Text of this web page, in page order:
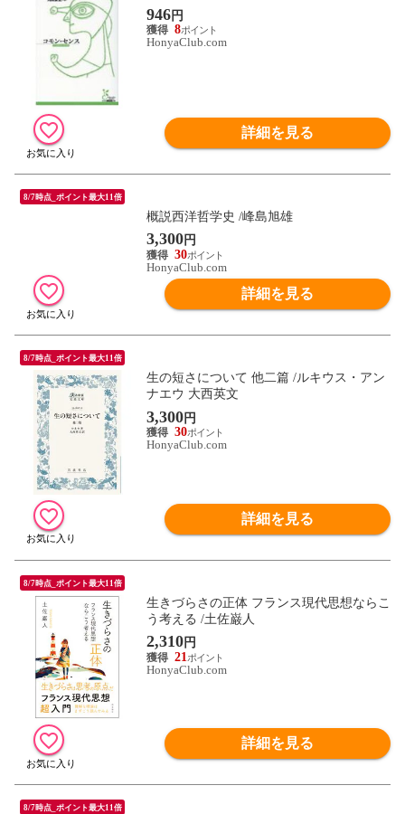
946円
8
HonyaClub.com
詳細を見る
8/7時点_ポイント最大11倍
概説西洋哲学史 /峰島旭雄
3,300円
30
HonyaClub.com
詳細を見る
8/7時点_ポイント最大11倍
生の短さについて 他二篇 /ルキウス・アン
ナエウ 大西英文
3,300円
30
HonyaClub.com
詳細を見る
8/7時点_ポイント最大11倍
生きづらさの正体 フランス現代思想ならこ
う考える /土佐巌人
2,310円
21
HonyaClub.com
詳細を見る
8/7時点_ポイント最大11倍